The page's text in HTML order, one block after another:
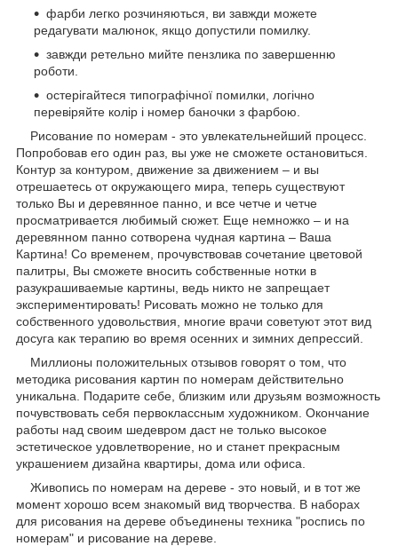
фарби легко розчиняються, ви завжди можете
редагувати малюнок, якщо допустили помилку.
завжди ретельно мийте пензлика по завершенню
роботи.
остерігайтеся типографічної помилки, логічно
перевіряйте колір і номер баночки з фарбою.
Рисование по номерам - это увлекательнейший процесс.
Попробовав его один раз, вы уже не сможете остановиться.
Контур за контуром, движение за движением – и вы
отрешаетесь от окружающего мира, теперь существуют
только Вы и деревянное панно, и все четче и четче
просматривается любимый сюжет. Еще немножко – и на
деревянном панно сотворена чудная картина – Ваша
Картина! Со временем, прочувствовав сочетание цветовой
палитры, Вы сможете вносить собственные нотки в
разукрашиваемые картины, ведь никто не запрещает
экспериментировать! Рисовать можно не только для
собственного удовольствия, многие врачи советуют этот вид
досуга как терапию во время осенних и зимних депрессий.
Миллионы положительных отзывов говорят о том, что
методика рисования картин по номерам действительно
уникальна. Подарите себе, близким или друзьям возможность
почувствовать себя первоклассным художником. Окончание
работы над своим шедевром даст не только высокое
эстетическое удовлетворение, но и станет прекрасным
украшением дизайна квартиры, дома или офиса.
Живопись по номерам на дереве - это новый, и в тот же
момент хорошо всем знакомый вид творчества. В наборах
для рисования на дереве объединены техника "роспись по
номерам" и рисование на дереве.